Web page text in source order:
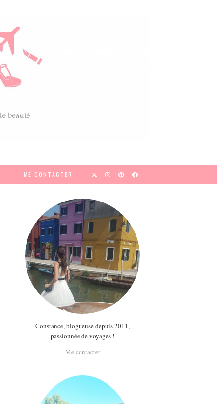
ME CONTACTER
Constance, blogueuse depuis 2011,
passionnée de voyages !
Me contacter